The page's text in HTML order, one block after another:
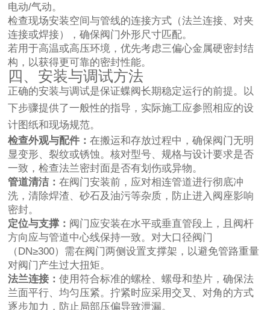
电动/气动。
检查现场安装空间与管线的连接方式（法兰连接、对夹
连接或焊接），确保阀门外形尺寸匹配。
若用于高温或高压环境，优先考虑三偏心金属硬密封结
构，以获得更可靠的密封性能。
四、安装与调试方法
正确的安装与调试是保证蝶阀长期稳定运行的前提。以
下步骤提供了一般性的指导，实际施工应参照相应的设
计图纸和现场规范。
检查外观与配件：在搬运和存放过程中，确保阀门无明
显变形、裂纹或锈蚀。核对型号、规格与设计要求是否
一致，检查法兰密封面是否有划伤或异物。
管道清洁：在阀门安装前，应对相连管道进行彻底冲
洗，清除焊渣、砂石及油污等杂质，防止进入阀座影响
密封。
定位与支撑： 阀门应安装在水平或垂直管段上，且阀杆
方向应与管道中心线保持一致。对大口径阀门
（DN≥300）需在阀门两侧设置支撑架，以避免管路重量
对阀门产生过大扭矩。
法兰连接：使用符合标准的螺栓、螺母和垫片，确保法
兰面平行、均匀压紧。拧紧时应采用交叉、对角的方式
逐步加力，防止局部压偏导致泄漏。